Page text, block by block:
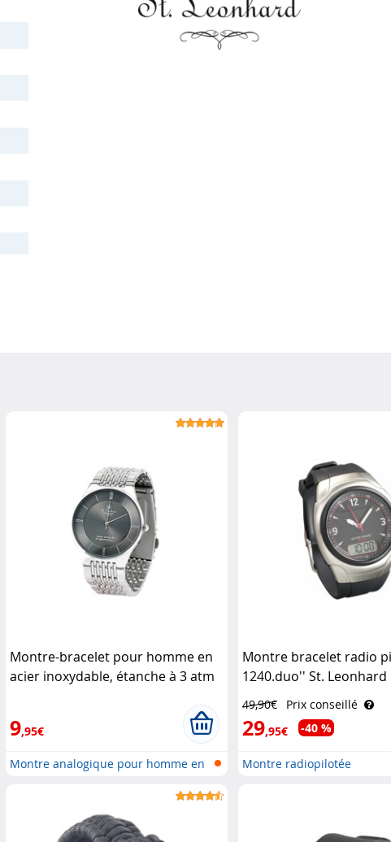
Montre-bracelet pour homme en
acier inoxydable, étanche à 3 atm
9,95€
Montre analogique pour homme en
Montre bracelet radio
1240.duo'' St. Leonhard
49,90€ Prix conseillé
29,95€ -40 %
Montre radiopilotée